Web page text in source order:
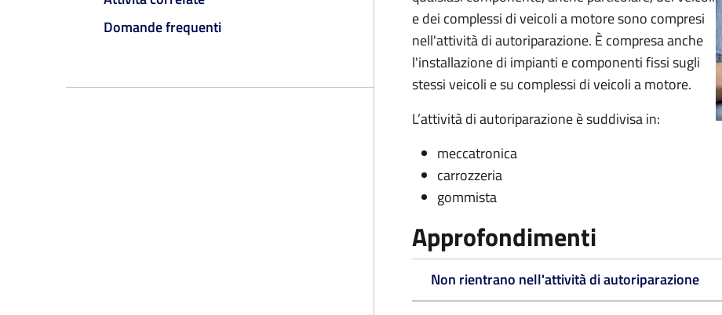
Domande frequenti
e dei complessi di veicoli a motore sono compresi
nell'attività di autoriparazione. È compresa anche
l'installazione di impianti e componenti fissi sugli
stessi veicoli e su complessi di veicoli a motore.
L’attività di autoriparazione è suddivisa in:
meccatronica
carrozzeria
gommista
Approfondimenti
Non rientrano nell'attività di autoriparazione